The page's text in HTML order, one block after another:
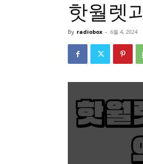
핫월렛
By radiobox - 6월 4, 2024